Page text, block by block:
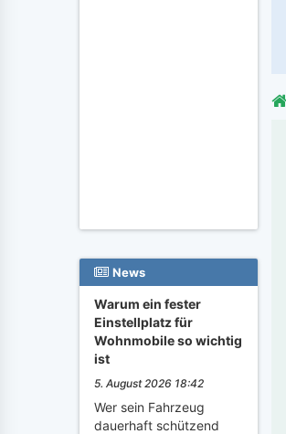
News
Warum ein fester
Einstellplatz für
Wohnmobile so wichtig
ist
5. August 2026 18:42
Wer sein Fahrzeug
dauerhaft schützend